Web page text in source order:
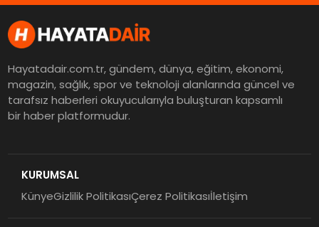
Hayatadair.com.tr, gündem, dünya, eğitim, ekonomi,
magazin, sağlık, spor ve teknoloji alanlarında güncel ve
tarafsız haberleri okuyucularıyla buluşturan kapsamlı
bir haber platformudur.
KURUMSAL
KünyeGizlilik PolitikasıÇerez Politikasıİletişim